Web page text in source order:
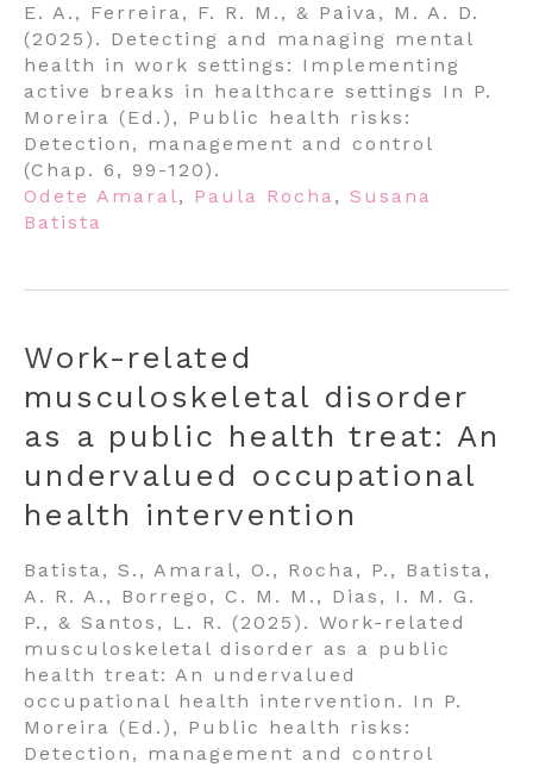
E. A., Ferreira, F. R. M., & Paiva, M. A. D.
(2025). Detecting and managing mental
health in work settings: Implementing
active breaks in healthcare settings In P.
Moreira (Ed.), Public health risks:
Detection, management and control
(Chap. 6, 99-120).
Odete Amaral, Paula Rocha , Susana
Batista
Work-related
musculoskeletal disorder
as a public health treat: An
undervalued occupational
health intervention
Batista, S., Amaral, O., Rocha, P., Batista,
A. R. A., Borrego, C. M. M., Dias, I. M. G.
P., & Santos, L. R. (2025). Work-related
musculoskeletal disorder as a public
health treat: An undervalued
occupational health intervention. In P.
Moreira (Ed.), Public health risks:
Detection, management and control